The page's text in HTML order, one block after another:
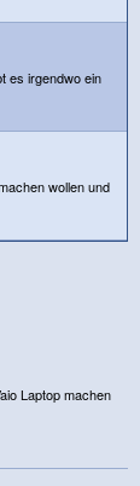
es irgendwo ein
wollen und
Laptop machen